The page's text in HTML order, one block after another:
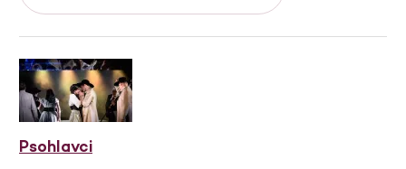
Psohlavci